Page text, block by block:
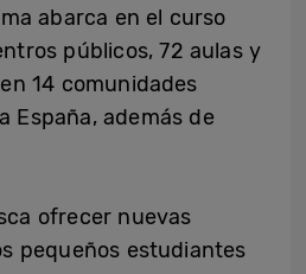
abarca en el curso
públicos, 72 aulas y
14 comunidades
España, además de
ofrecer nuevas
pequeños estudiantes